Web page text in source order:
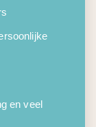
en veel